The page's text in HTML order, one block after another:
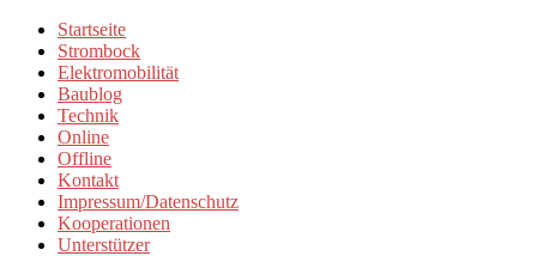
Startseite
Strombock
Elektromobilität
Baublog
Technik
Online
Offline
Kontakt
Impressum/Datenschutz
Kooperationen
Unterstützer